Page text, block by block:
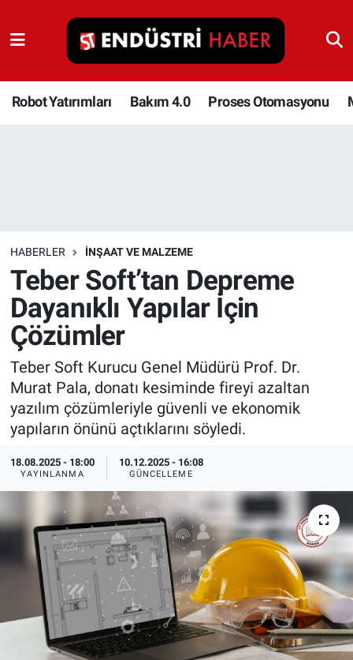
Robot Yatırımları Bakım 4.0 Proses Otomasyonu
HABERLER İNŞAAT VE MALZEME
Teber Soft’tan Depreme
Dayanıklı Yapılar İçin
Çözümler
Teber Soft Kurucu Genel Müdürü Prof. Dr.
Murat Pala, donatı kesiminde fireyi azaltan
yazılım çözümleriyle güvenli ve ekonomik
yapıların önünü açtıklarını söyledi.
18.08.2025 - 18:00
YAYINLANMA
10.12.2025 - 16:08
GÜNCELLEME
Robot Yatırımları
Bakım 4.0
Depolama Çözümleri
İnşaat ve Malzeme
HaberOrtak
EndüstriST
Enerjisini Üreten Fabrikalar
Endüstri 4.0 Uygulamaları
Ağır Sanayi Çözümleri